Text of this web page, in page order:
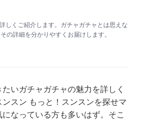
しくご紹介します。ガチャガチャとは思えな
の詳細を分かりやすくお届けします。
いガチャガチャの魅力を詳しく
スン もっと！スンスンを探せマ
なっている方も多いはず。そこ